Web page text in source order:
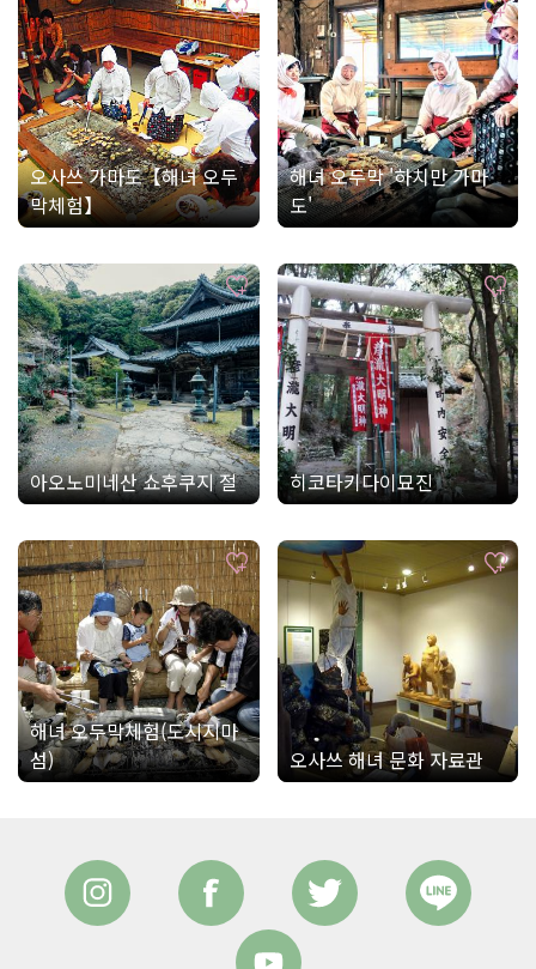
오사쓰 가마도【해녀 오두
막체험】
해녀 오두막 '하치만 가마
도'
아오노미네산 쇼후쿠지 절 히코타키다이묘진
해녀 오두막체험(도시지마
섬)
오사쓰 해녀 문화 자료관